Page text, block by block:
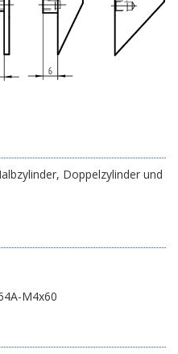
Doppelzylinder und
M4x60